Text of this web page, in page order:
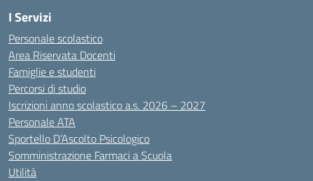
I Servizi
Personale scolastico
Area Riservata Docenti
Famiglie e studenti
Percorsi di studio
Iscrizioni anno scolastico a.s. 2026 – 2027
Personale ATA
Sportello D’Ascolto Psicologico
Somministrazione Farmaci a Scuola
Utilità